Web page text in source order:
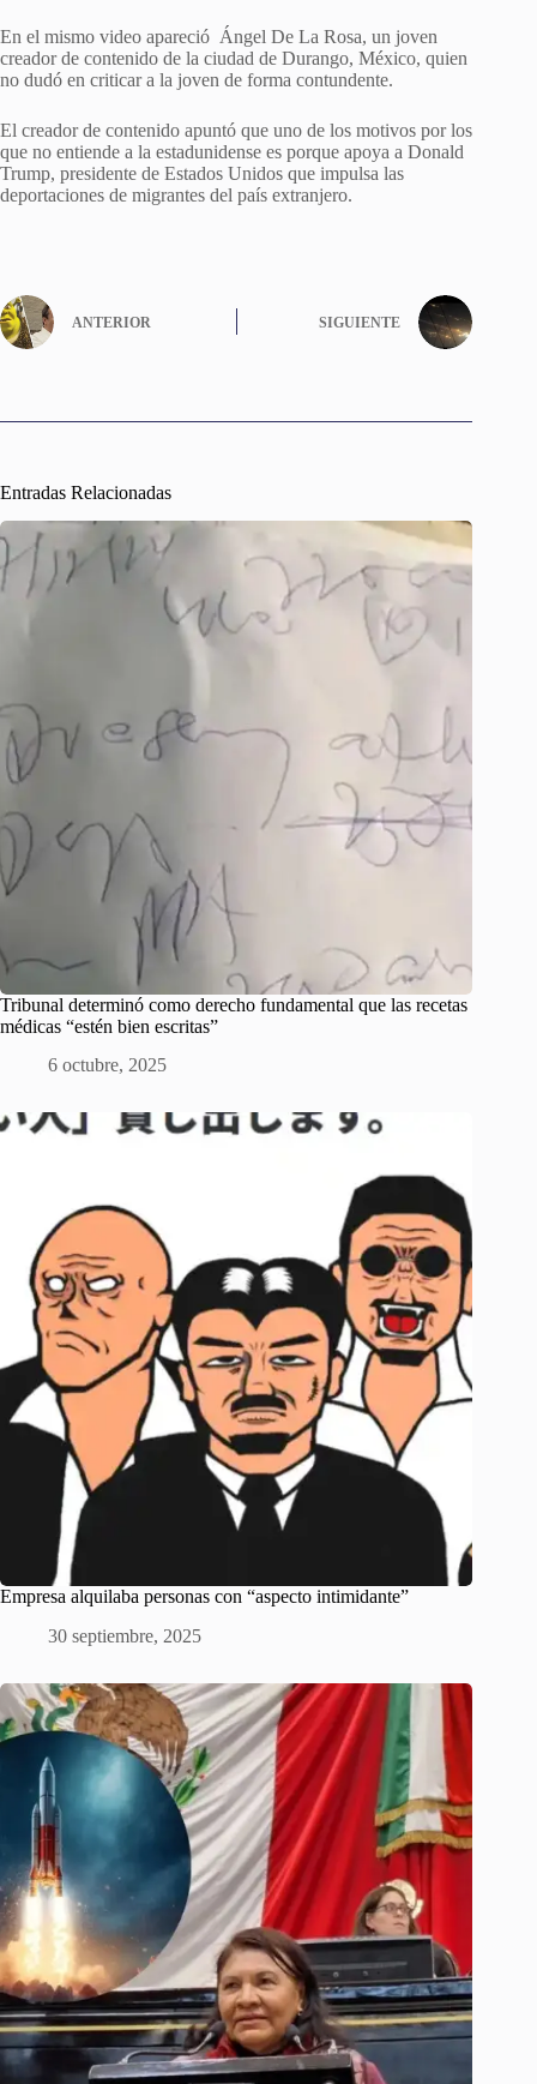
En el mismo video apareció Ángel De La Rosa, un joven
creador de contenido de la ciudad de Durango, México, quien
no dudó en criticar a la joven de forma contundente.
El creador de contenido apuntó que uno de los motivos por los
que no entiende a la estadunidense es porque apoya a Donald
Trump, presidente de Estados Unidos que impulsa las
deportaciones de migrantes del país extranjero.
ANTERIOR SIGUIENTE
Entradas Relacionadas
Tribunal determinó como derecho fundamental que las recetas
médicas “estén bien escritas”
6 octubre, 2025
Empresa alquilaba personas con “aspecto intimidante”
30 septiembre, 2025